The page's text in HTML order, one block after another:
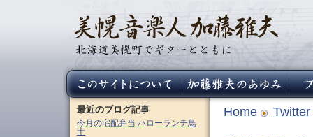
Home Twitter
最近のブログ記事
今月の宅配弁当 ハローランチ鳥
十